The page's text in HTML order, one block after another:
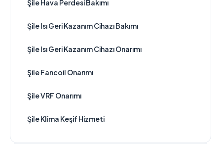
Şile Hava Perdesi Bakımı
Şile Isı Geri Kazanım Cihazı Bakımı
Şile Isı Geri Kazanım Cihazı Onarımı
Şile Fancoil Onarımı
Şile VRF Onarımı
Şile Klima Keşif Hizmeti